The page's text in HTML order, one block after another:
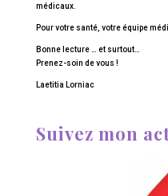
médicaux.
Pour votre santé, votre équipe
Bonne lecture … et surtout…
Prenez-soin de vous !
Laetitia Lorniac
Suivez mon